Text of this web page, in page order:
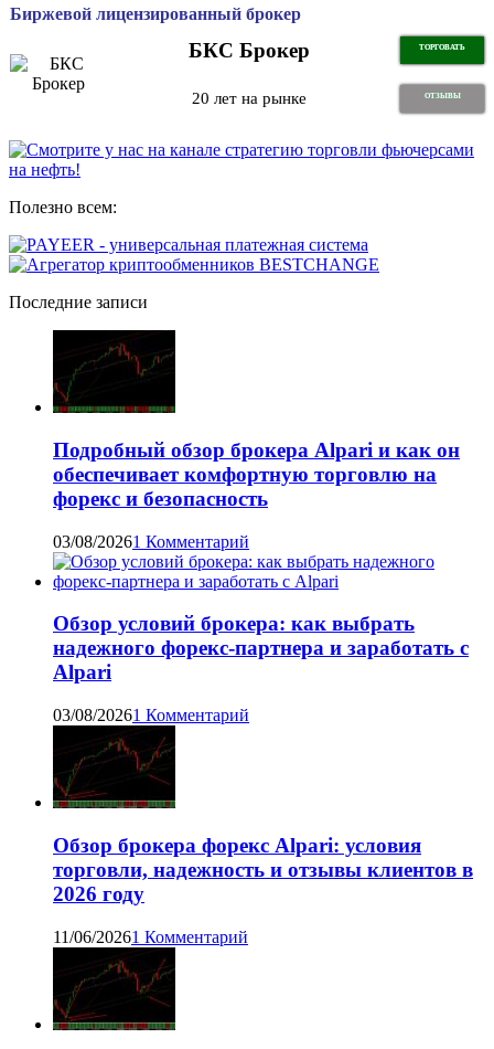
Биржевой лицензированный брокер
БКС Брокер ТОРГОВАТЬ
20 лет на рынке ОТЗЫВЫ
Полезно всем:
Последние записи
Подробный обзор брокера Alpari и как он
обеспечивает комфортную торговлю на
форекс и безопасность
03/08/20261 Комментарий
Обзор условий брокера: как выбрать
надежного форекс-партнера и заработать с
Alpari
03/08/20261 Комментарий
Обзор брокера форекс Alpari: условия
торговли, надежность и отзывы клиентов в
2026 году
11/06/20261 Комментарий